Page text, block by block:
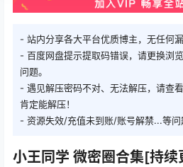
- 站内分享各大平台优质博主，无任何
- 百度网盘提示提取码错误，请更换浏
问题。
- 遇见解压密码不对、无法解压，请查看
肯定能解压！
- 资源失效/充值未到账/账号解禁...等问
小王同学 微密圈合集[持